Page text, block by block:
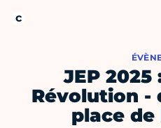
JEP
Révolution -
place